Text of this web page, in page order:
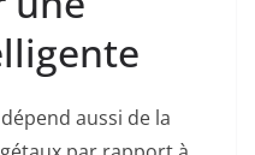
aussi de la